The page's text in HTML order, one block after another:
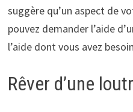
suggère qu’un aspect de
pouvez demander l’aide
l’aide dont vous avez
Rêver d’une